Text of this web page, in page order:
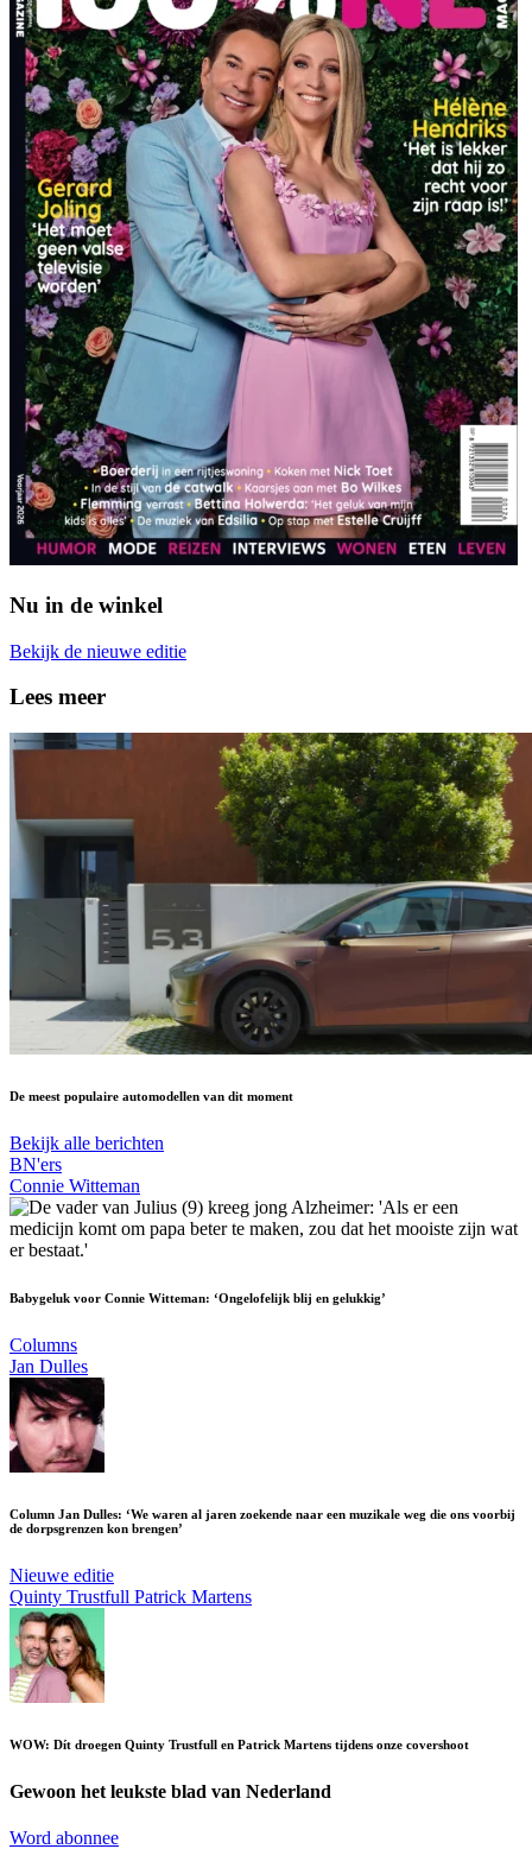
Nu in de winkel
Bekijk de nieuwe editie
Lees meer
De meest populaire automodellen van dit moment
Bekijk alle berichten
BN'ers
Connie Witteman
Babygeluk voor Connie Witteman: ‘Ongelofelijk blij en gelukkig’
Columns
Jan Dulles
Column Jan Dulles: ‘We waren al jaren zoekende naar een muzikale weg die ons voorbij
de dorpsgrenzen kon brengen’
Nieuwe editie
Quinty Trustfull Patrick Martens
WOW: Dít droegen Quinty Trustfull en Patrick Martens tijdens onze covershoot
Gewoon het leukste blad van Nederland
Word abonnee